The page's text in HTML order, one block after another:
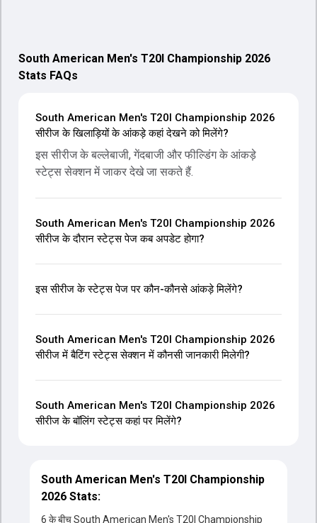
South American Men's T20I Championship 2026
Stats FAQs
South American Men's T20I Championship 2026
सीरीज के खिलाड़ियों के आंकड़े कहां देखने को मिलेंगे?
इस सीरीज के बल्लेबाजी, गेंदबाजी और फील्डिंग के आंकड़े
स्टेट्स सेक्शन में जाकर देखे जा सकते हैं.
South American Men's T20I Championship 2026
सीरीज के दौरान स्टेट्स पेज कब अपडेट होगा?
इस सीरीज के स्टेट्स पेज पर कौन-कौनसे आंकड़े मिलेंगे?
South American Men's T20I Championship 2026
सीरीज में बैटिंग स्टेट्स सेक्शन में कौनसी जानकारी मिलेगी?
South American Men's T20I Championship 2026
सीरीज के बॉलिंग स्टेट्स कहां पर मिलेंगे?
South American Men's T20I Championship
2026 Stats:
6 के बीच South American Men's T20I Championship